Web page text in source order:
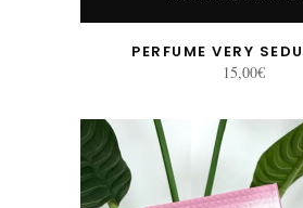
PERFUME VERY
15,00€